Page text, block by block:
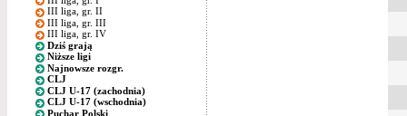
III liga, gr. II
III liga, gr. III
III liga, gr. IV
Dziś grają
Niższe ligi
Najnowsze rozgr.
CLJ
CLJ U-17 (zachodnia)
CLJ U-17 (wschodnia)
Puchar Polski